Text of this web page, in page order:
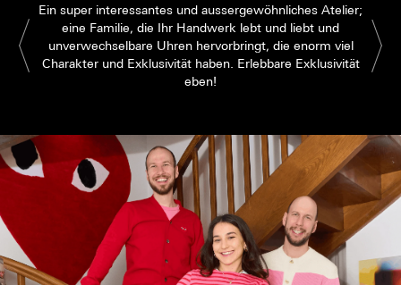
Ein super interessantes und aussergewöhnliches Atelier;
eine Familie, die Ihr Handwerk lebt und liebt und
unverwechselbare Uhren hervorbringt, die enorm viel
Charakter und Exklusivität haben. Erlebbare Exklusivität
eben!